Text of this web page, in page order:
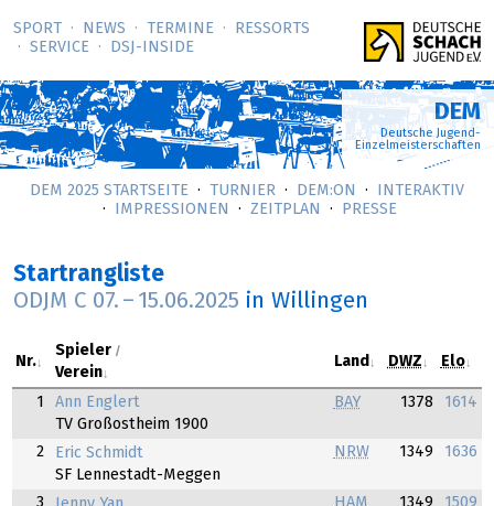
SPORT NEWS TERMINE
RESSORTS
SERVICE
DSJ-­INSIDE
DEM
Deutsche Jugend-
Einzelmeisterschaften
DEM 2025 STARTSEITE TURNIER DEM:ON
INTERAKTIV
IMPRESSIONEN
ZEITPLAN PRESSE
Startrangliste
ODJM C 07. – 15.06.2025 in Willingen
Nr.
Spieler
Verein
Land DWZ Elo
1
Ann Englert
TV Großostheim 1900
BAY 1378 1614
2
Eric Schmidt
SF Lennestadt-Meggen
NRW 1349 1636
3 HAM 1349 1509